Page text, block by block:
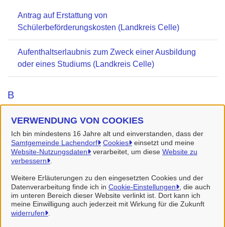
VERWENDUNG VON COOKIES
Ich bin mindestens 16 Jahre alt und einverstanden, dass der
Samtgemeinde Lachendorf
Cookies
einsetzt und meine
Website-Nutzungsdaten
verarbeitet, um diese Website zu
verbessern
Weitere Erläuterungen zu den eingesetzten Cookies und der
Datenverarbeitung finde ich in Cookie-Einstellungen
, die auch
im unteren Bereich dieser Website verlinkt ist. Dort kann ich
meine Einwilligung auch jederzeit mit Wirkung für die Zukunft
widerrufen
Antrag auf Erstattung von
Schülerbeförderungskosten (Landkreis Celle)
Aufenthaltserlaubnis zum Zweck einer Ausbildung
oder eines Studiums (Landkreis Celle)
B
Berufsausbildungsbeihilfe (Landkreis Celle)
Samtgemeinde Lachendorf
Alle Rechte vorbehalten